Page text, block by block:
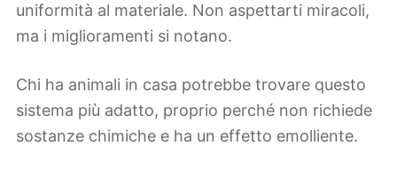
uniformità al materiale. Non aspettarti miracoli,
ma i miglioramenti si notano.
Chi ha animali in casa potrebbe trovare questo
sistema più adatto, proprio perché non richiede
sostanze chimiche e ha un effetto emolliente.